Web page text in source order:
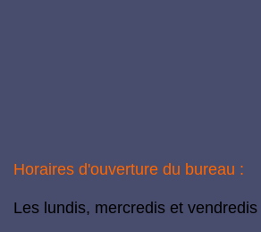
Horaires d'ouverture du bureau :
Les lundis, mercredis et